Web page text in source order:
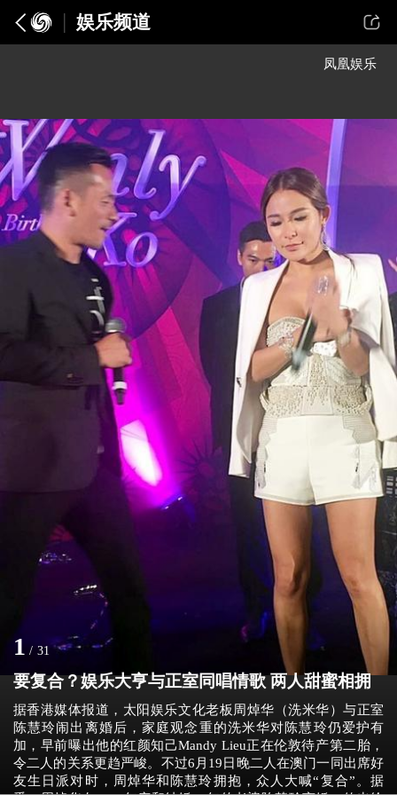
娱乐频道
凤凰娱乐
1 / 31
要复合？娱乐大亨与正室同唱情歌 两人甜蜜相拥
据香港媒体报道，太阳娱乐文化老板周焯华（洗米华）与正室
陈慧玲闹出离婚后，家庭观念重的洗米华对陈慧玲仍爱护有
加，早前曝出他的红颜知己Mandy Lieu正在伦敦待产第二胎，
令二人的关系更趋严峻。不过6月19日晚二人在澳门一同出席好
友生日派对时，周焯华和陈慧玲拥抱，众人大喊“复合”。据